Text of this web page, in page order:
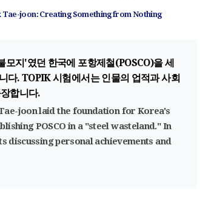
Tae-joon: Creating Something from Nothing
모지'였던 한국에 포항제철(POSCO)을 세
다. TOPIK 시험에서는 인물의 업적과 사회
합니다.
joon laid the foundation for Korea's
POSCO in a "steel wasteland." In
discussing personal achievements and